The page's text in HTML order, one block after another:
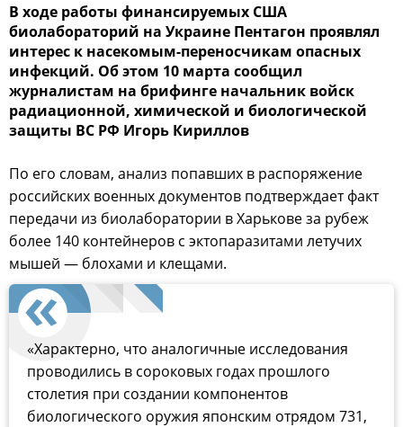
В ходе работы финансируемых США
биолабораторий на Украине Пентагон проявлял
интерес к насекомым-переносчикам опасных
инфекций. Об этом 10 марта сообщил
журналистам на брифинге начальник войск
радиационной, химической и биологической
защиты ВС РФ Игорь Кириллов
По его словам, анализ попавших в распоряжение
российских военных документов подтверждает факт
передачи из биолаборатории в Харькове за рубеж
более 140 контейнеров с эктопаразитами летучих
мышей — блохами и клещами.
«Характерно, что аналогичные исследования
проводились в сороковых годах прошлого
столетия при создании компонентов
биологического оружия японским отрядом 731,